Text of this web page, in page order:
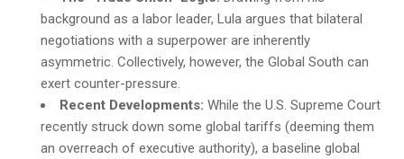
background as a labor leader, Lula argues that bilateral
negotiations with a superpower are inherently
asymmetric. Collectively, however, the Global South can
exert counter-pressure.
Recent Developments: While the U.S. Supreme Court
recently struck down some global tariffs (deeming them
an overreach of executive authority), a baseline global